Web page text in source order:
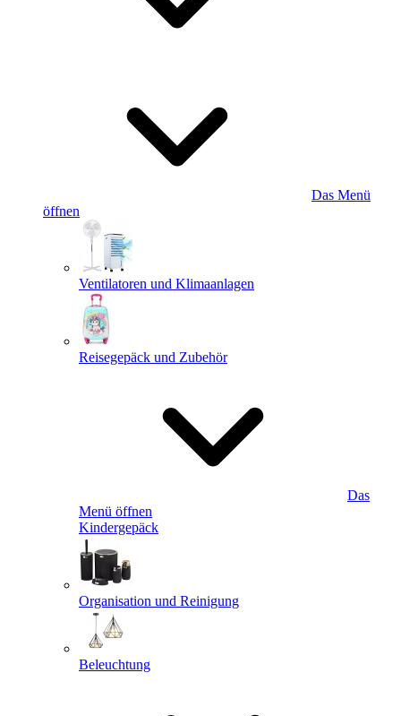
Das Menü
öffnen
Ventilatoren und Klimaanlagen
Reisegepäck und Zubehör
Das
Menü öffnen
Kindergepäck
Organisation und Reinigung
Beleuchtung